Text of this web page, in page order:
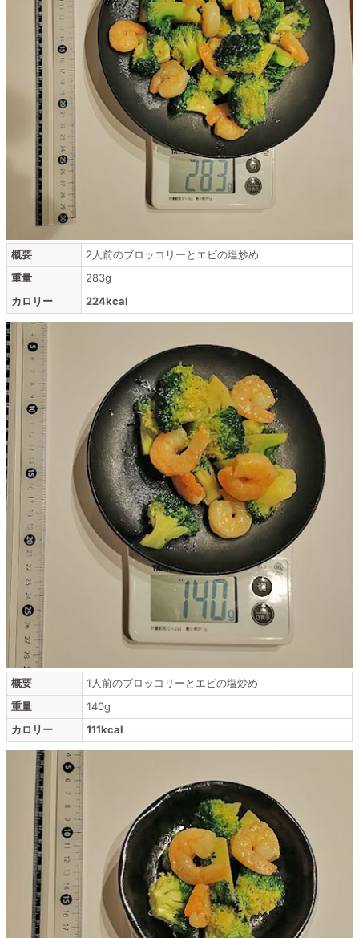
概要
2人前のブロッコリーとエビの塩炒め
重量
283g
カロリー
224kcal
概要
1人前のブロッコリーとエビの塩炒め
重量
140g
カロリー
111kcal